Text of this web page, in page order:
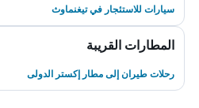
سيارات للاستئجار في تيغنماوث
المطارات القريبة
رحلات طيران إلى مطار إكستر الدولى